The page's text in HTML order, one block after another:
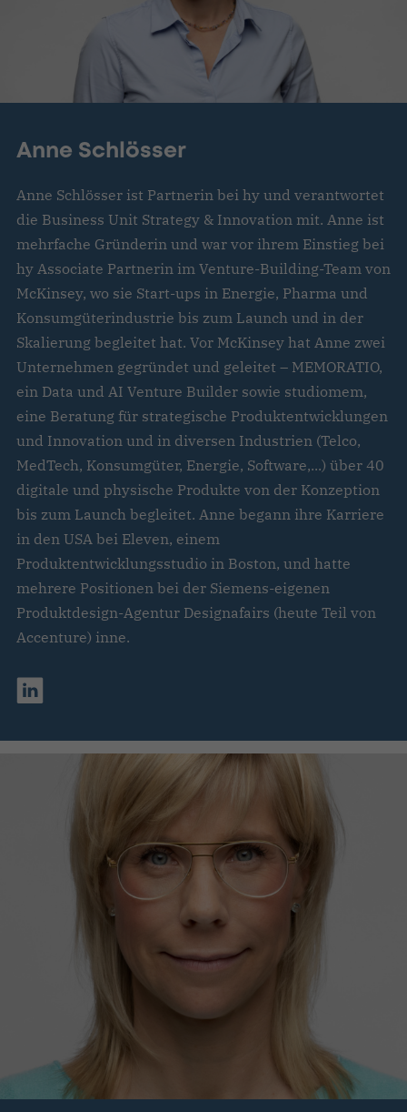
Anne Schlösser
Anne Schlösser ist Partnerin bei hy und verantwortet
die Business Unit Strategy & Innovation mit. Anne ist
mehrfache Gründerin und war vor ihrem Einstieg bei
hy Associate Partnerin im Venture-Building-Team von
McKinsey, wo sie Start-ups in Energie, Pharma und
Konsumgüterindustrie bis zum Launch und in der
Skalierung begleitet hat. Vor McKinsey hat Anne zwei
Unternehmen gegründet und geleitet – MEMORATIO,
ein Data und AI Venture Builder sowie studiomem,
eine Beratung für strategische Produktentwicklungen
und Innovation und in diversen Industrien (Telco,
MedTech, Konsumgüter, Energie, Software,...) über 40
digitale und physische Produkte von der Konzeption
bis zum Launch begleitet. Anne begann ihre Karriere
in den USA bei Eleven, einem
Produktentwicklungsstudio in Boston, und hatte
mehrere Positionen bei der Siemens-eigenen
Produktdesign-Agentur Designafairs (heute Teil von
Accenture) inne.